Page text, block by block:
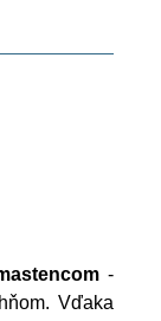
-
Vďaka